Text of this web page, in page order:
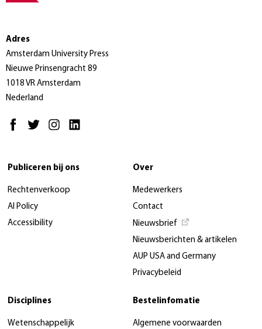
Adres
Amsterdam University Press
Nieuwe Prinsengracht 89
1018 VR Amsterdam
Nederland
Publiceren bij ons
Rechtenverkoop
AI Policy
Accessibility
Over
Medewerkers
Contact
Nieuwsbrief
Nieuwsberichten & artikelen
AUP USA and Germany
Privacybeleid
Disciplines
Wetenschappelijk
Bestelinfomatie
Algemene voorwaarden